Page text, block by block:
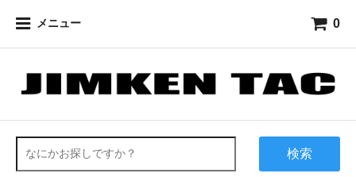
メニュー 0
検索